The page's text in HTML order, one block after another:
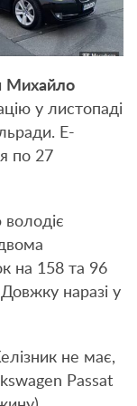
Михайло
у листопаді
Е-
по 27
на 158 та 96
наразі у
не має,
Passat